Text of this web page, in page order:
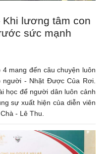
lương tâm con
sức mạnh
mang đến câu chuyện luôn
- Nhặt Được Của Rơi.
học để người dân luôn cảnh
sự xuất hiện của diễn viên
- Lê Thu.